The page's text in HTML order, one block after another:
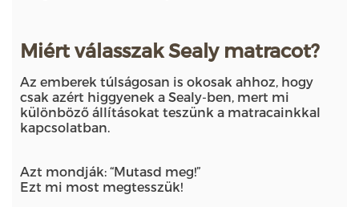
Miért válasszak Sealy matracot?
Az emberek túlságosan is okosak ahhoz, hogy
csak azért higgyenek a Sealy-ben, mert mi
különböző állításokat teszünk a matracainkkal
kapcsolatban.
Azt mondják: “Mutasd meg!”
Ezt mi most megtesszük!